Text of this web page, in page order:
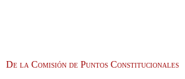
De la Comisión de Puntos Constitucionales